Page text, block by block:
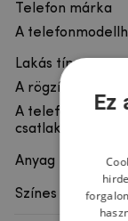
Telefon márka
A
Lakás típusa
A rögzítés típusa
A telefon
csatlakoztatása
Anyag
Színes
Ez